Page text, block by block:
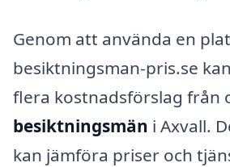
Genom att använda en
besiktningsman-pris.se
flera kostnadsförslag från
besiktningsmän i Axvall.
kan jämföra priser och